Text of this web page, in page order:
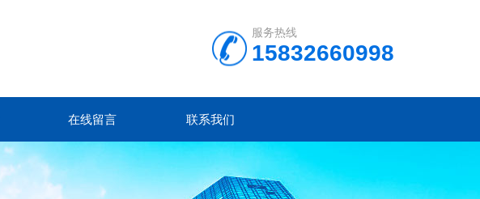
服务热线
15832660998
在线留言 联系我们